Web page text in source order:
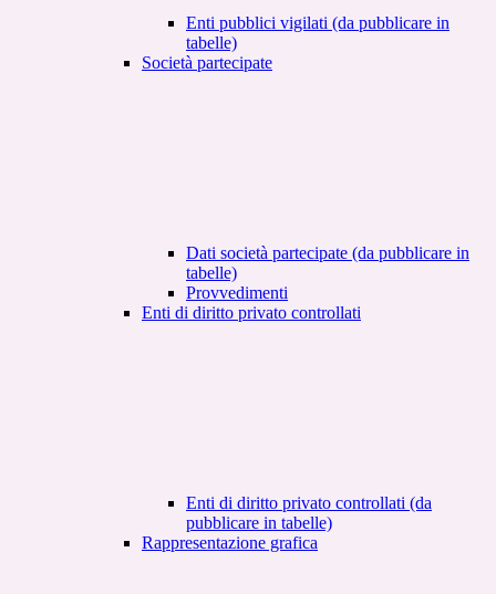
Enti pubblici vigilati (da pubblicare in
tabelle)
Società partecipate
Dati società partecipate (da pubblicare in
tabelle)
Provvedimenti
Enti di diritto privato controllati
Enti di diritto privato controllati (da
pubblicare in tabelle)
Rappresentazione grafica